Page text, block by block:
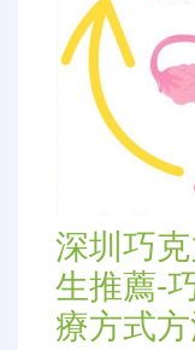
深圳巧
生推薦-
療方式